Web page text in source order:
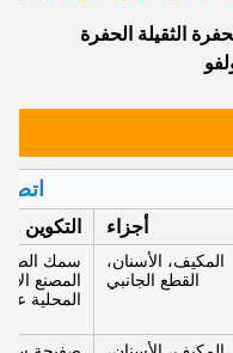
الثقيلة الحفرة
أجزاء التكوين
المكيف، الأسنان،
القطع الجانبي
سمك
المصنع
المحلية